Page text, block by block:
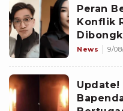
Peran
Konflik
News 9/
Update!